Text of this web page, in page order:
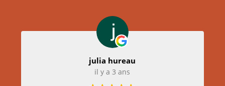
julia hureau
il y a 3 ans